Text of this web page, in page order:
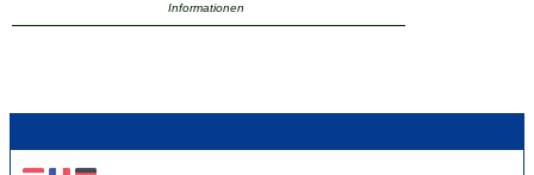
Informationen